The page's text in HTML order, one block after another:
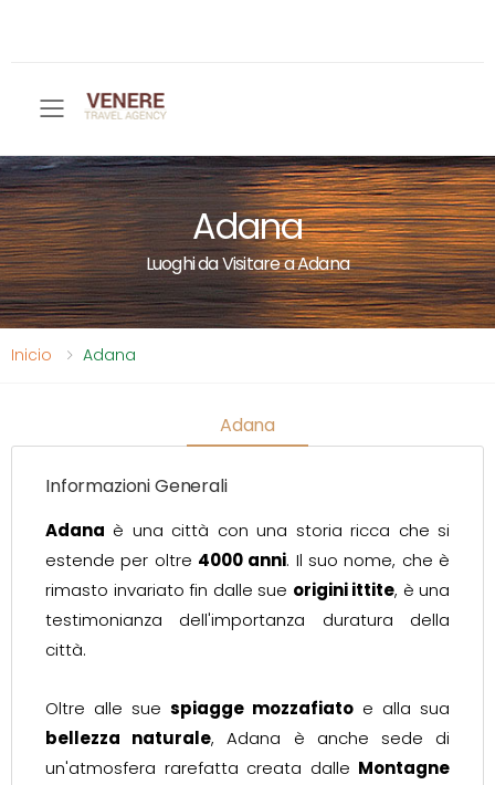
Toggle mobile menu
Adana
Luoghi da Visitare a Adana
Inicio Adana
Adana
Informazioni Generali
Adana è una città con una storia ricca che si
estende per oltre 4000 anni. Il suo nome, che è
rimasto invariato fin dalle sue origini ittite, è una
testimonianza dell'importanza duratura della
città.
Oltre alle sue spiagge mozzafiato e alla sua
bellezza naturale, Adana è anche sede di
un'atmosfera rarefatta creata dalle Montagne